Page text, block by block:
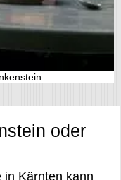
oder
in Kärnten kann